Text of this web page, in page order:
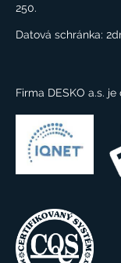
250.
Datová schránka:
Firma DESKO a.s.